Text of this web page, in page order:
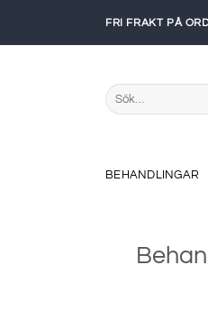
FRI FRAKT PÅ
Sök
efter:
BEHANDLINGAR